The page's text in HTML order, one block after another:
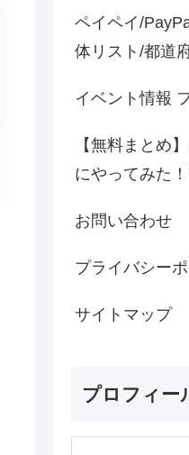
ペイペイ/
体リスト/都道
イベント情報
【無料まとめ
にやってみた
お問い合わせ
プライバシー
サイトマップ
プロフィー